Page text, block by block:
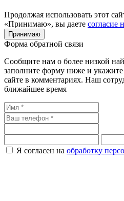
Продолжая использовать этот
«Принимаю», вы даете согласие
Принимаю
Форма обратной связи
Сообщите нам о более низкой
заполните форму ниже и
сайте в комментариях. Наш
ближайшее время
Я согласен на обработку